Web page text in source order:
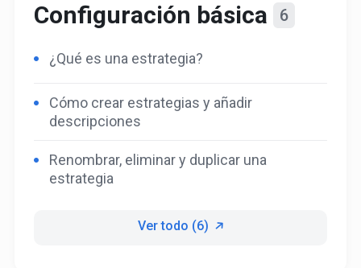
Configuración básica 6
¿Qué es una estrategia?
Cómo crear estrategias y añadir
descripciones
Renombrar, eliminar y duplicar una
estrategia
Ver todo (6)